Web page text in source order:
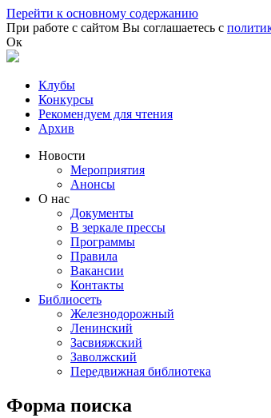
Перейти к основному содержанию
При работе с сайтом Вы соглашаетесь с
Ок
Клубы
Конкурсы
Рекомендуем для чтения
Архив
Новости
Мероприятия
Анонсы
О нас
Документы
В зеркале прессы
Программы
Правила
Вакансии
Контакты
Библиосеть
Железнодорожный
Ленинский
Засвияжский
Заволжский
Передвижная библиотека
Форма поиска